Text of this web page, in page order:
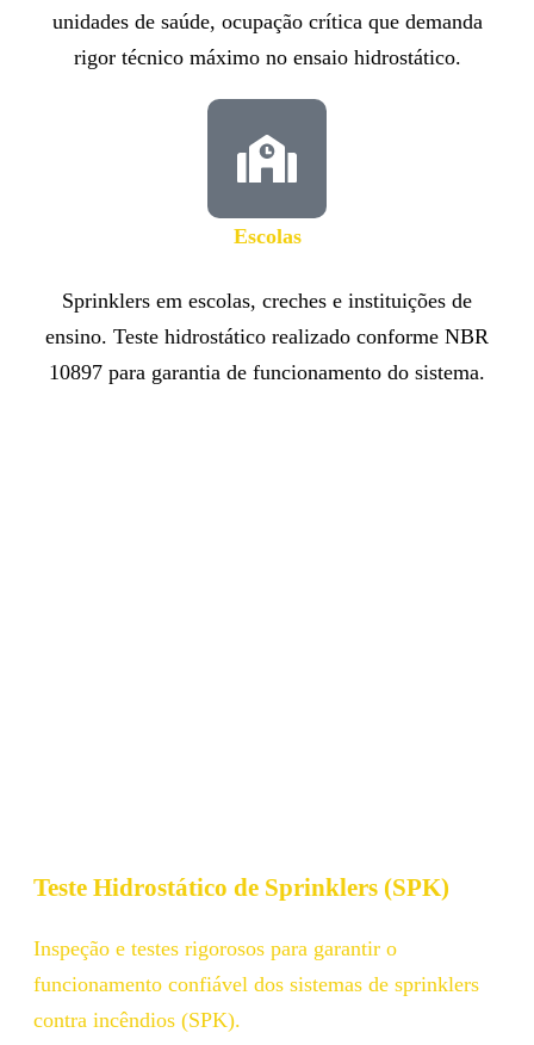
unidades de saúde, ocupação crítica que demanda
rigor técnico máximo no ensaio hidrostático.
Escolas
Sprinklers em escolas, creches e instituições de
ensino. Teste hidrostático realizado conforme NBR
10897 para garantia de funcionamento do sistema.
Teste Hidrostático de Sprinklers (SPK)​
Inspeção e testes rigorosos para garantir o
funcionamento confiável dos sistemas de sprinklers
contra incêndios (SPK).